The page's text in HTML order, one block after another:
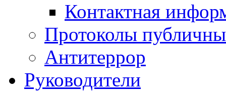
Контактная
Протоколы
Антитеррор
Руководители